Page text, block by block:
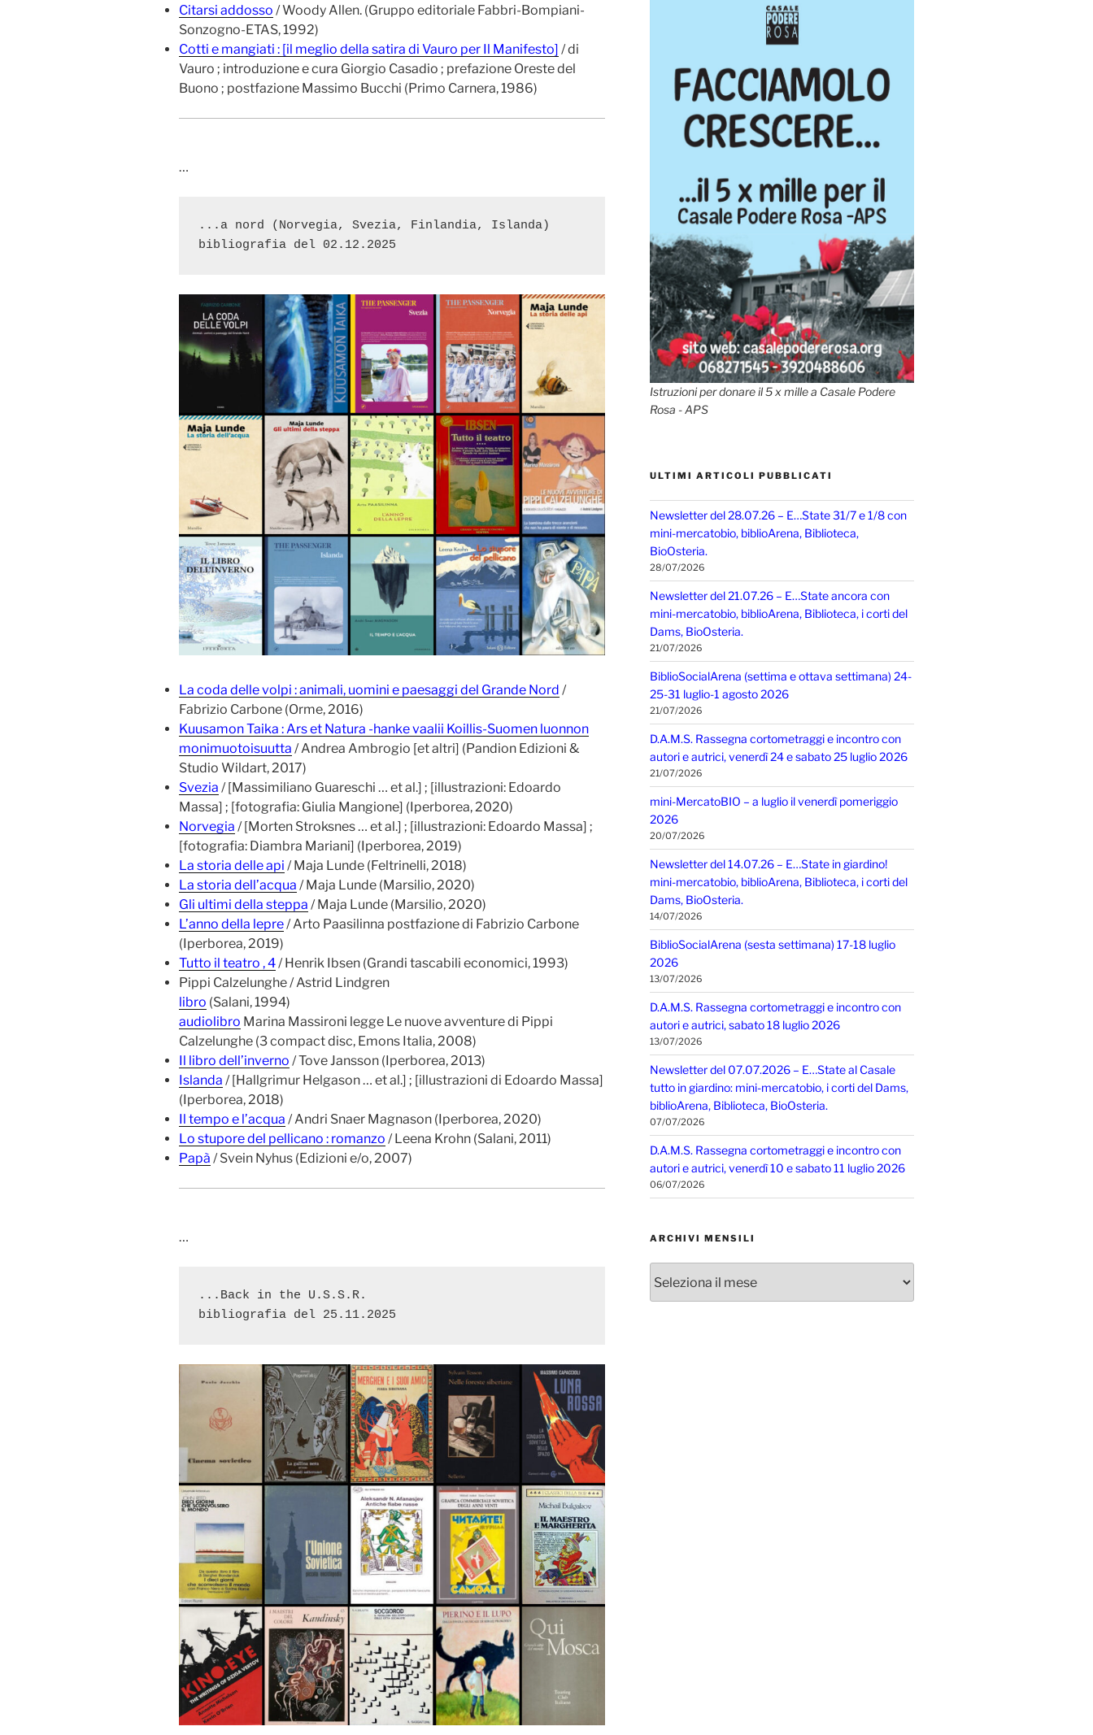
Citarsi addosso / Woody Allen. (Gruppo editoriale Fabbri-Bompiani-
Sonzogno-ETAS, 1992)
Cotti e mangiati : [il meglio della satira di Vauro per Il Manifesto] / di
Vauro ; introduzione e cura Giorgio Casadio ; prefazione Oreste del
Buono ; postfazione Massimo Bucchi (Primo Carnera, 1986)
…
...a nord (Norvegia, Svezia, Finlandia, Islanda)
La coda delle volpi : animali, uomini e paesaggi del Grande Nord /
Fabrizio Carbone (Orme, 2016)
Kuusamon Taika : Ars et Natura -hanke vaalii Koillis-Suomen luonnon
monimuotoisuutta / Andrea Ambrogio [et altri] (Pandion Edizioni &
Studio Wildart, 2017)
Svezia / [Massimiliano Guareschi … et al.] ; [illustrazioni: Edoardo
Massa] ; [fotografia: Giulia Mangione] (Iperborea, 2020)
Norvegia / [Morten Stroksnes … et al.] ; [illustrazioni: Edoardo Massa] ;
[fotografia: Diambra Mariani] (Iperborea, 2019)
La storia delle api / Maja Lunde (Feltrinelli, 2018)
La storia dell’acqua / Maja Lunde (Marsilio, 2020)
Gli ultimi della steppa / Maja Lunde (Marsilio, 2020)
L’anno della lepre/ Arto Paasilinna postfazione di Fabrizio Carbone
(Iperborea, 2019)
Tutto il teatro , 4/ Henrik Ibsen (Grandi tascabili economici, 1993)
Pippi Calzelunghe / Astrid Lindgren
libro (Salani, 1994)
audiolibro Marina Massironi legge Le nuove avventure di Pippi
Calzelunghe (3 compact disc, Emons Italia, 2008)
Il libro dell’inverno / Tove Jansson (Iperborea, 2013)
Islanda / [Hallgrimur Helgason … et al.] ; [illustrazioni di Edoardo Massa]
(Iperborea, 2018)
Il tempo e l’acqua / Andri Snaer Magnason (Iperborea, 2020)
Lo stupore del pellicano : romanzo / Leena Krohn (Salani, 2011)
Papà / Svein Nyhus (Edizioni e/o, 2007)
…
...Back in the U.S.S.R.
Istruzioni per donare il 5 x mille a Casale Podere
Rosa - APS
ULTIMI ARTICOLI PUBBLICATI
Newsletter del 28.07.26 – E…State 31/7 e 1/8 con
mini-mercatobio, biblioArena, Biblioteca,
BioOsteria.
28/07/2026
Newsletter del 21.07.26 – E…State ancora con
mini-mercatobio, biblioArena, Biblioteca, i corti del
Dams, BioOsteria.
21/07/2026
BiblioSocialArena (settima e ottava settimana) 24-
25-31 luglio-1 agosto 2026
21/07/2026
D.A.M.S. Rassegna cortometraggi e incontro con
autori e autrici, venerdì 24 e sabato 25 luglio 2026
21/07/2026
mini-MercatoBIO – a luglio il venerdì pomeriggio
2026
20/07/2026
Newsletter del 14.07.26 – E…State in giardino!
mini-mercatobio, biblioArena, Biblioteca, i corti del
Dams, BioOsteria.
14/07/2026
BiblioSocialArena (sesta settimana) 17-18 luglio
2026
13/07/2026
D.A.M.S. Rassegna cortometraggi e incontro con
autori e autrici, sabato 18 luglio 2026
13/07/2026
Newsletter del 07.07.2026 – E…State al Casale
tutto in giardino: mini-mercatobio, i corti del Dams,
biblioArena, Biblioteca, BioOsteria.
07/07/2026
D.A.M.S. Rassegna cortometraggi e incontro con
autori e autrici, venerdì 10 e sabato 11 luglio 2026
06/07/2026
ARCHIVI MENSILI
mensili